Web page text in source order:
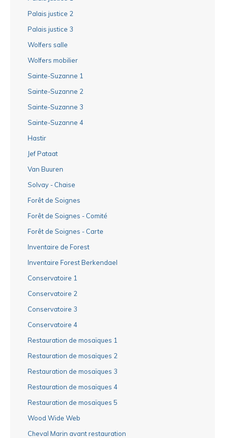
Palais justice 2
Palais justice 3
Wolfers salle
Wolfers mobilier
Sainte-Suzanne 1
Sainte-Suzanne 2
Sainte-Suzanne 3
Sainte-Suzanne 4
Hastir
Jef Pataat
Van Buuren
Solvay - Chaise
Forêt de Soignes
Forêt de Soignes - Comité
Forêt de Soignes - Carte
Inventaire de Forest
Inventaire Forest Berkendael
Conservatoire 1
Conservatoire 2
Conservatoire 3
Conservatoire 4
Restauration de mosaïques 1
Restauration de mosaïques 2
Restauration de mosaïques 3
Restauration de mosaïques 4
Restauration de mosaïques 5
Wood Wide Web
Cheval Marin avant restauration